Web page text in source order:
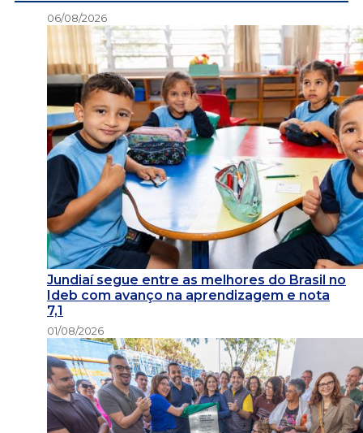
06/08/2026
Jundiaí segue entre as melhores do Brasil no
Ideb com avanço na aprendizagem e nota
7,1
01/08/2026